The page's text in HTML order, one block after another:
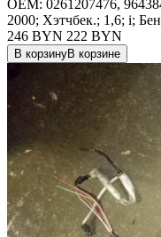
OEM: 0261207476,
2000; Хэтчбек.; 1,6; i;
246 BYN 222 BYN
В корзинуВ корзине